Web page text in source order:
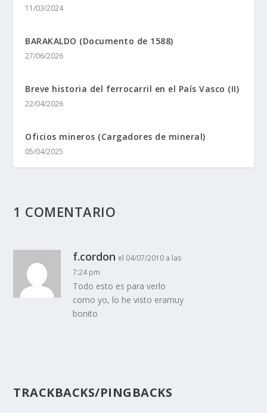
11/03/2024
BARAKALDO (Documento de 1588)
27/06/2026
Breve historia del ferrocarril en el Paí­s Vasco (II)
22/04/2026
Oficios mineros (Cargadores de mineral)
05/04/2025
1 COMENTARIO
f.cordon el 04/07/2010 a las
7:24 pm
Todo esto es para verlo
como yo, lo he visto eramuy
bonito
TRACKBACKS/PINGBACKS